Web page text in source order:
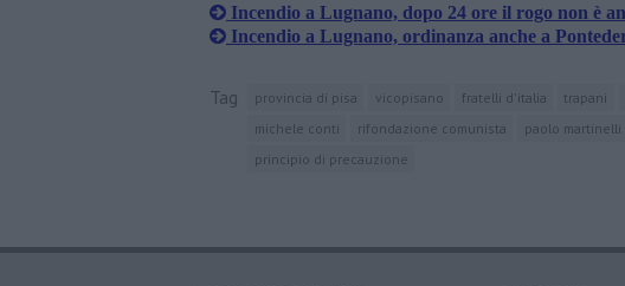
Incendio a Lugnano, dopo 24 ore il rogo non è
Incendio a Lugnano, ordinanza anche a
Tag provincia di pisa vicopisano fratelli d'italia trapani
michele conti
rifondazione comunista paolo martinelli
principio di precauzione